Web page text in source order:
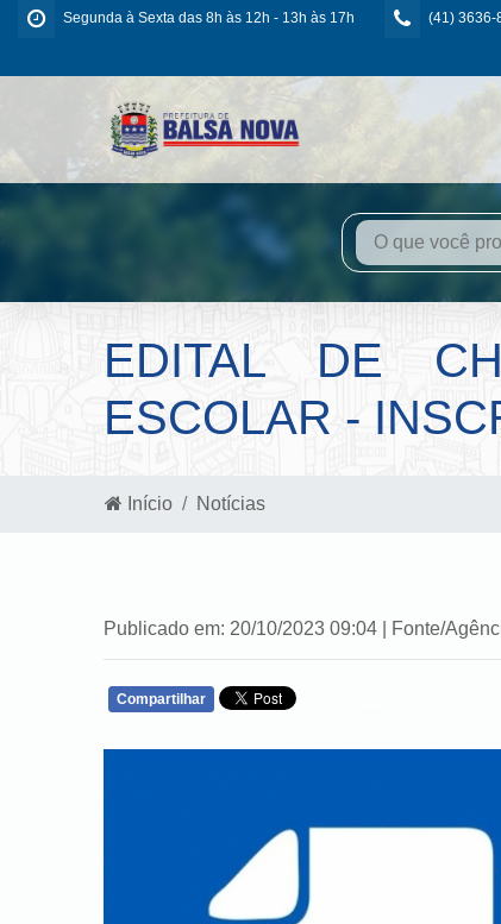
Segunda à Sexta das 8h às 12h - 13h às 17h (41) 3636-
EDITAL DE
ESCOLAR -
Início Notícias
Publicado em: 20/10/2023 09:04 | Fonte/
Compartilhar